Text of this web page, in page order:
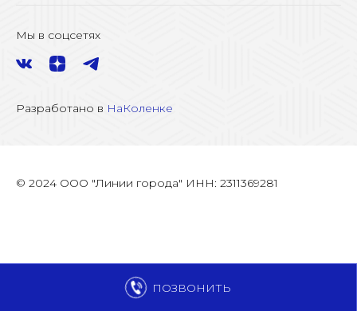
Мы в соцсетях
Разработано в НаКоленке
© 2024 ООО "Линии города" ИНН: 2311369281
ПОЗВОНИТЬ